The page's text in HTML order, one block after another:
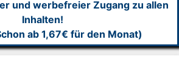
und werbefreier Zugang zu allen
Inhalten!
ab 1,67€ für den Monat)